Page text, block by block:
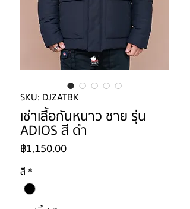
SKU: DJZATBK
เช่าเสื้อกันหนาว ชาย รุ่น
ADIOS สี ดำ
฿1,150.00ราคา
สี *